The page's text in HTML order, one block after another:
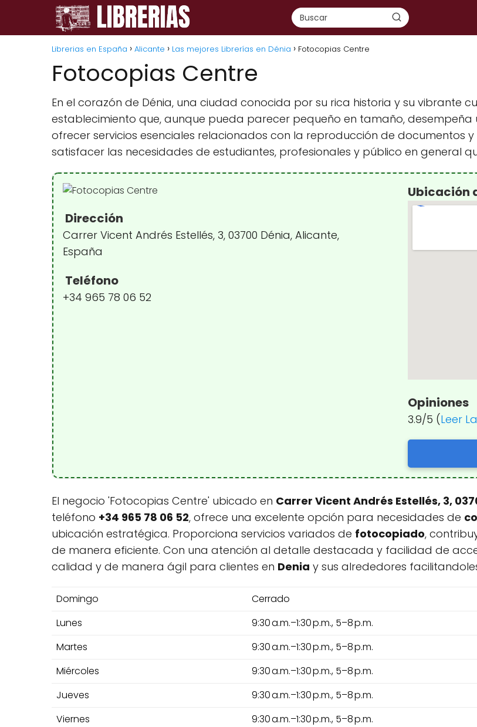
Librerias en España Alicante Las mejores Librerías en Dénia Fotocopias Centre
Fotocopias Centre
En el corazón de Dénia, una ciudad conocida por su rica historia y su vibrante
establecimiento que, aunque pueda parecer pequeño en tamaño,
ofrecer servicios esenciales relacionados con la reproducción de documentos
satisfacer las necesidades de estudiantes, profesionales y público en general
Dirección
Carrer Vicent Andrés Estellés, 3, 03700 Dénia, Alicante,
España
Teléfono
+34 965 78 06 52
Ubicación
Opiniones
3.9/5 (Leer
El negocio 'Fotocopias Centre' ubicado en Carrer Vicent Andrés Estellés, 3,
teléfono +34 965 78 06 52, ofrece una excelente opción para necesidades de
ubicación estratégica. Proporciona servicios variados de fotocopiado,
de manera eficiente. Con una atención al detalle destacada y facilidad de
calidad y de manera ágil para clientes en Denia y sus alrededores
Domingo
Cerrado
Lunes
9:30 a.m.–1:30 p.m., 5–8 p.m.
Martes
9:30 a.m.–1:30 p.m., 5–8 p.m.
Miércoles
9:30 a.m.–1:30 p.m., 5–8 p.m.
Jueves
9:30 a.m.–1:30 p.m., 5–8 p.m.
Viernes
9:30 a.m.–1:30 p.m., 5–8 p.m.